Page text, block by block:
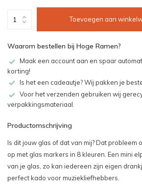
Toevoegen aan
Waarom bestellen bij Hoge Ramen?
Maak een account aan en spaar
korting!
Is het een cadeautje? Wij pakken je
Voor het verzenden gebruiken wij
verpakkingsmateriaal.
Productomschrijving
Is dit jouw glas of dat van mij? Dat probleem
op met glas markers in 8 kleuren. Een mini
van je glas, zo kan iedereen zijn eigen
perfect kado voor muziekliefhebbers.